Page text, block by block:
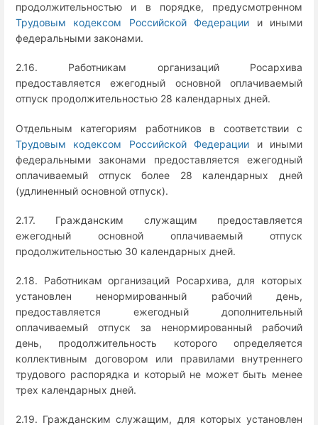
продолжительностью и в порядке, предусмотренном
Трудовым кодексом Российской Федерации и иными
федеральными законами.
2.16. Работникам организаций Росархива
предоставляется ежегодный основной оплачиваемый
отпуск продолжительностью 28 календарных дней.
Отдельным категориям работников в соответствии с
Трудовым кодексом Российской Федерации и иными
федеральными законами предоставляется ежегодный
оплачиваемый отпуск более 28 календарных дней
(удлиненный основной отпуск).
2.17. Гражданским служащим предоставляется
ежегодный основной оплачиваемый отпуск
продолжительностью 30 календарных дней.
2.18. Работникам организаций Росархива, для которых
установлен ненормированный рабочий день,
предоставляется ежегодный дополнительный
оплачиваемый отпуск за ненормированный рабочий
день, продолжительность которого определяется
коллективным договором или правилами внутреннего
трудового распорядка и который не может быть менее
трех календарных дней.
2.19. Гражданским служащим, для которых установлен